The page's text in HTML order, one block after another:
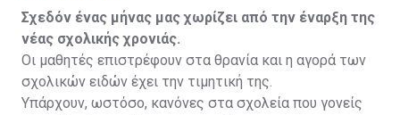
Σχεδόν ένας μήνας μας χωρίζει από την έναρξη της
νέας σχολικής χρονιάς.
Οι μαθητές επιστρέφουν στα θρανία και η αγορά των
σχολικών ειδών έχει την τιμητική της.
Υπάρχουν, ωστόσο, κανόνες στα σχολεία που γονείς